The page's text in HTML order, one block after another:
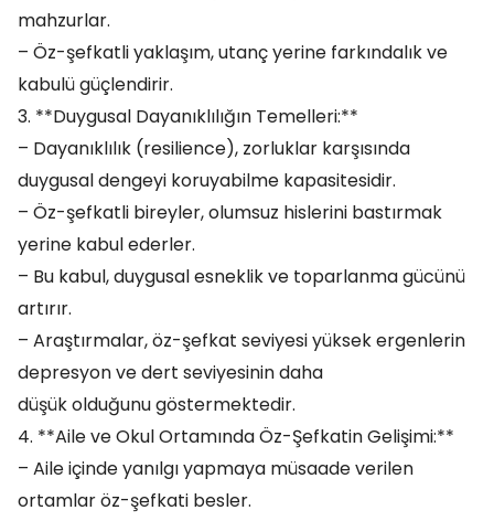
mahzurlar.
– Öz-şefkatli yaklaşım, utanç yerine farkındalık ve
kabulü güçlendirir.
3. **Duygusal Dayanıklılığın Temelleri:**
– Dayanıklılık (resilience), zorluklar karşısında
duygusal dengeyi koruyabilme kapasitesidir.
– Öz-şefkatli bireyler, olumsuz hislerini bastırmak
yerine kabul ederler.
– Bu kabul, duygusal esneklik ve toparlanma gücünü
artırır.
– Araştırmalar, öz-şefkat seviyesi yüksek ergenlerin
depresyon ve dert seviyesinin daha
düşük olduğunu göstermektedir.
4. **Aile ve Okul Ortamında Öz-Şefkatin Gelişimi:**
– Aile içinde yanılgı yapmaya müsaade verilen
ortamlar öz-şefkati besler.